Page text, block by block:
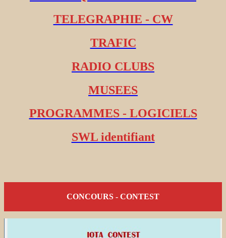
TELEGRAPHIE - CW
TRAFIC
RADIO CLUBS
MUSEES
PROGRAMMES - LOGICIELS
SWL identifiant
CONCOURS - CONTEST